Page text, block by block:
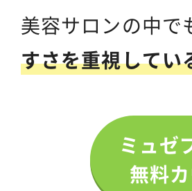
美容サロンの中で
すさを重視してい
ミュゼ
無料